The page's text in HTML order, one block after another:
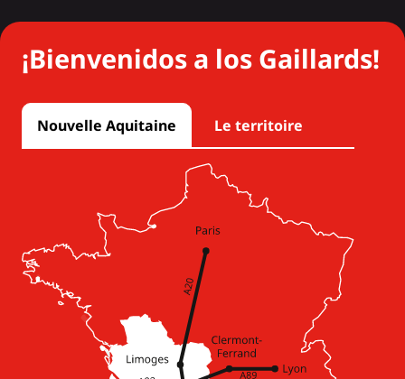
¡Bienvenidos a los Gaillards!
Nouvelle Aquitaine Le territoire